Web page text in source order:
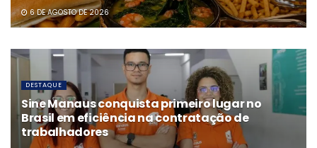
6 DE AGOSTO DE 2026
DESTAQUE
Sine Manaus conquista primeiro lugar no
Brasil em eficiência na contratação de
trabalhadores